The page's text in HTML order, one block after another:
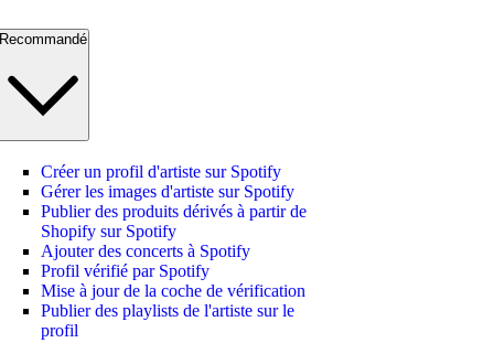
Recommandé
Créer un profil d'artiste sur Spotify
Gérer les images d'artiste sur Spotify
Publier des produits dérivés à partir de
Shopify sur Spotify
Ajouter des concerts à Spotify
Profil vérifié par Spotify
Mise à jour de la coche de vérification
Publier des playlists de l'artiste sur le
profil